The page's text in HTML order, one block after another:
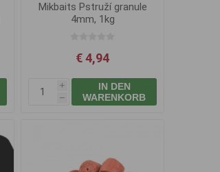
Mikbaits Pstruží granule
4mm, 1kg
€ 4,94
i
h
IN DEN
WARENKORB